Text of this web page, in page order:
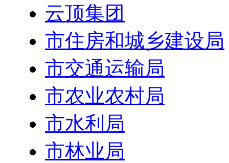
云顶集团
市住房和城乡建设局
市交通运输局
市农业农村局
市水利局
市林业局